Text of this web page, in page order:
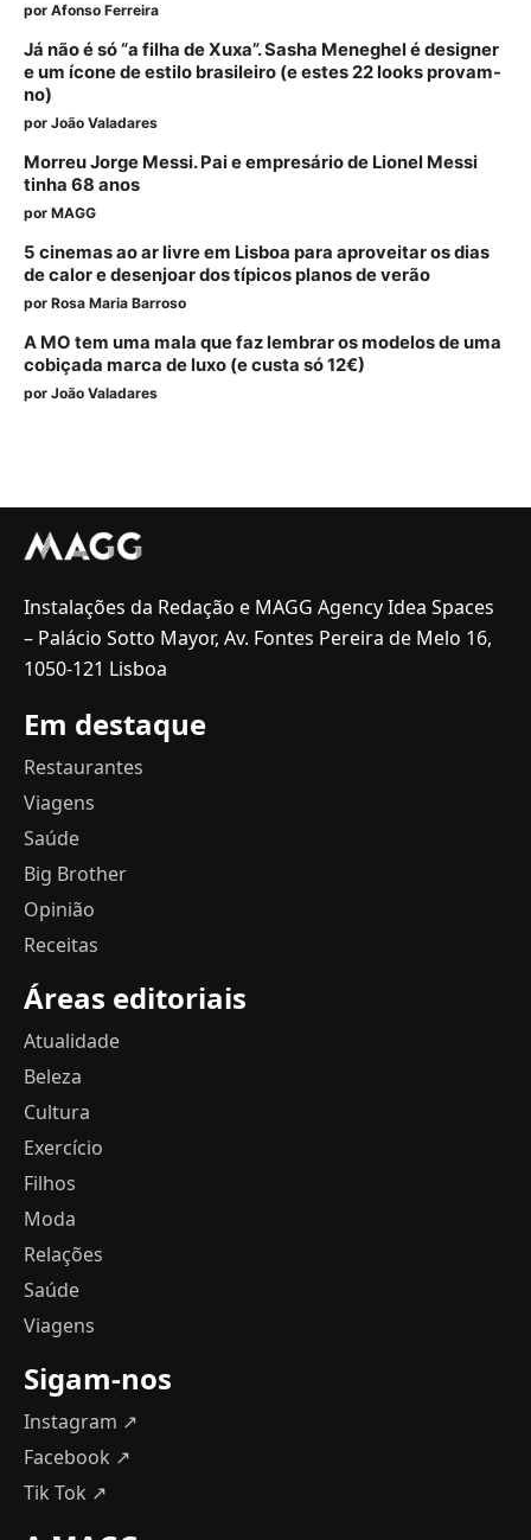
por Afonso Ferreira
Já não é só “a filha de Xuxa”. Sasha Meneghel é designer
e um ícone de estilo brasileiro (e estes 22 looks provam-
no)
por João Valadares
Morreu Jorge Messi. Pai e empresário de Lionel Messi
tinha 68 anos
por MAGG
5 cinemas ao ar livre em Lisboa para aproveitar os dias
de calor e desenjoar dos típicos planos de verão
por Rosa Maria Barroso
A MO tem uma mala que faz lembrar os modelos de uma
cobiçada marca de luxo (e custa só 12€)
por João Valadares
Instalações da Redação e MAGG Agency Idea Spaces
– Palácio Sotto Mayor, Av. Fontes Pereira de Melo 16,
1050-121 Lisboa
Em destaque
Restaurantes
Viagens
Saúde
Big Brother
Opinião
Receitas
Áreas editoriais
Atualidade
Beleza
Cultura
Exercício
Filhos
Moda
Relações
Saúde
Viagens
Sigam-nos
Instagram ↗
Facebook ↗
Tik Tok ↗